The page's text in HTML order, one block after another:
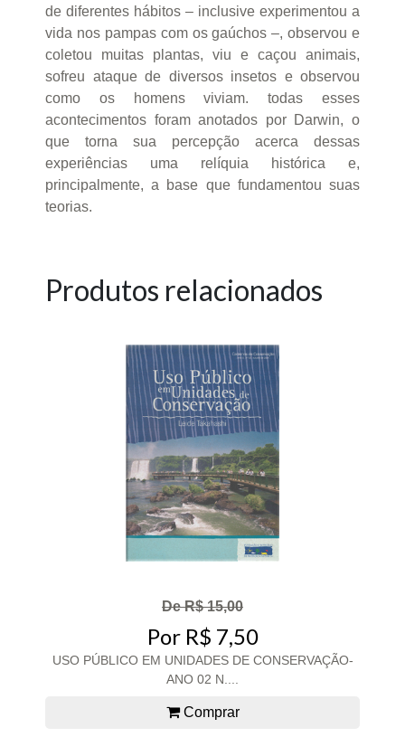
de diferentes hábitos – inclusive experimentou a
vida nos pampas com os gaúchos –, observou e
coletou muitas plantas, viu e caçou animais,
sofreu ataque de diversos insetos e observou
como os homens viviam. todas esses
acontecimentos foram anotados por Darwin, o
que torna sua percepção acerca dessas
experiências uma relíquia histórica e,
principalmente, a base que fundamentou suas
teorias.
Produtos relacionados
De R$ 15,00
Por R$ 7,50
USO PÚBLICO EM UNIDADES DE CONSERVAÇÃO-
ANO 02 N....
Comprar